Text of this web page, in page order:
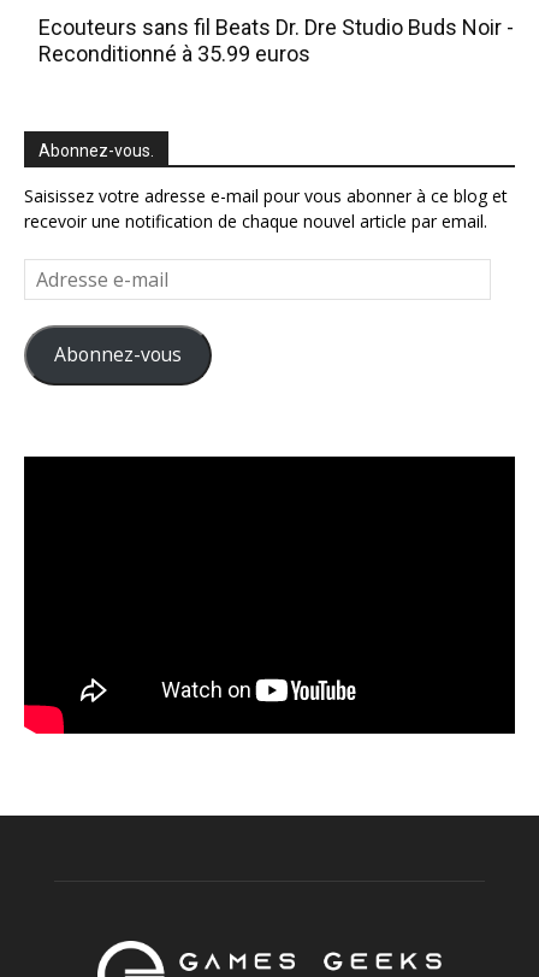
Ecouteurs sans fil Beats Dr. Dre Studio Buds Noir -
Reconditionné à 35.99 euros
Abonnez-vous.
Saisissez votre adresse e-mail pour vous abonner à ce blog et
recevoir une notification de chaque nouvel article par email.
Adresse
e-
mail
Abonnez-vous